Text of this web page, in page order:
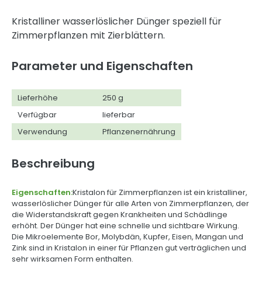
Kristalliner wasserlöslicher Dünger speziell für
Zimmerpflanzen mit Zierblättern.
Parameter und Eigenschaften
Lieferhöhe
250 g
Verfügbar
lieferbar
Verwendung
Pflanzenernährung
Beschreibung
Eigenschaften:Kristalon für Zimmerpflanzen ist ein kristalliner,
wasserlöslicher Dünger für alle Arten von Zimmerpflanzen, der
die Widerstandskraft gegen Krankheiten und Schädlinge
erhöht. Der Dünger hat eine schnelle und sichtbare Wirkung.
Die Mikroelemente Bor, Molybdän, Kupfer, Eisen, Mangan und
Zink sind in Kristalon in einer für Pflanzen gut verträglichen und
sehr wirksamen Form enthalten.